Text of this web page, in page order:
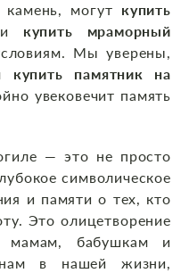
камень, могут купить
купить мраморный
Мы уверены,
купить памятник на
увековечит память
— это не просто
символическое
и памяти о тех, кто
Это олицетворение
мамам, бабушкам и
в нашей жизни,